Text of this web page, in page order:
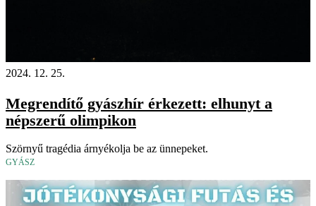
2024. 12. 25.
Megrendítő gyászhír érkezett: elhunyt a
népszerű olimpikon
Szörnyű tragédia árnyékolja be az ünnepeket.
GYÁSZ